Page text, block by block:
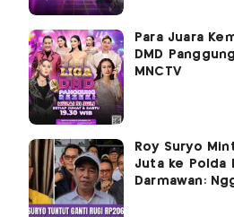
Para Juara
DMD
MNCTV
Roy Suryo
Juta ke Polda
Darmawan: